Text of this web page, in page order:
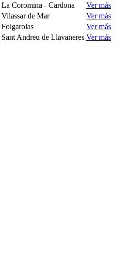
La Coromina - Cardona
Ver más
Vilassar de Mar
Ver más
Folgarolas​​
Ver más
Sant Andreu de Llavaneres Ver más